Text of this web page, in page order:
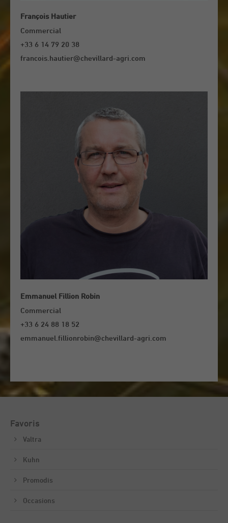
François Hautier
Commercial
+33 6 14 79 20 38
francois.hautier@chevillard-agri.com
Emmanuel Fillion Robin
Commercial
+33 6 24 88 18 52
emmanuel.fillionrobin@chevillard-agri.com
Favoris
Valtra
Kuhn
Promodis
Occasions